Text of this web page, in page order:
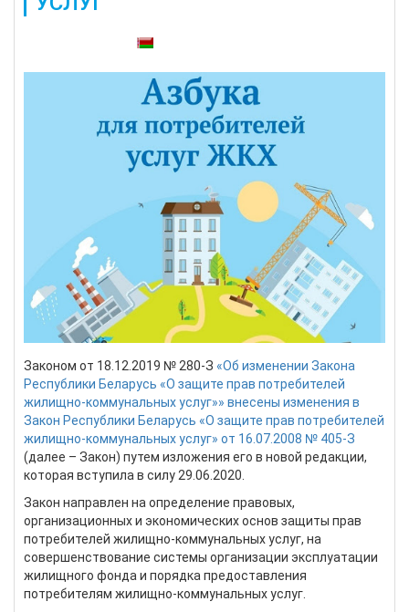
Также доступны:
Законом от 18.12.2019 № 280-З «Об изменении Закона
Республики Беларусь «О защите прав потребителей
жилищно-коммунальных услуг»» внесены изменения в
Закон Республики Беларусь «О защите прав потребителей
жилищно-коммунальных услуг» от 16.07.2008 № 405-З
(далее – Закон) путем изложения его в новой редакции,
которая вступила в силу 29.06.2020.
Закон направлен на определение правовых,
организационных и экономических основ защиты прав
потребителей жилищно-коммунальных услуг, на
совершенствование системы организации эксплуатации
жилищного фонда и порядка предоставления
потребителям жилищно-коммунальных услуг.